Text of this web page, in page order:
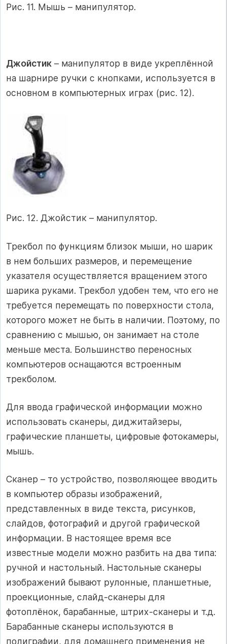
Рис. 11. Мышь – манипулятор.
Джойстик – манипулятор в виде укреплённой
на шарнире ручки с кнопками, используется в
основном в компьютерных играх (рис. 12).
Рис. 12. Джойстик – манипулятор.
Трекбол по функциям близок мыши, но шарик
в нем больших размеров, и перемещение
указателя осуществляется вращением этого
шарика руками. Трекбол удобен тем, что его не
требуется перемещать по поверхности стола,
которого может не быть в наличии. Поэтому, по
сравнению с мышью, он занимает на столе
меньше места. Большинство переносных
компьютеров оснащаются встроенным
трекболом.
Для ввода графической информации можно
использовать сканеры, диджитайзеры,
графические планшеты, цифровые фотокамеры,
мышь.
Сканер – то устройство, позволяющее вводить
в компьютер образы изображений,
представленных в виде текста, рисунков,
слайдов, фотографий и другой графической
информации. В настоящее время все
известные модели можно разбить на два типа:
ручной и настольный. Настольные сканеры
изображений бывают рулонные, планшетные,
проекционные, слайд-сканеры для
фотоплёнок, барабанные, штрих-сканеры и т.д.
Барабанные сканеры используются в
полиграфии, для домашнего применения не